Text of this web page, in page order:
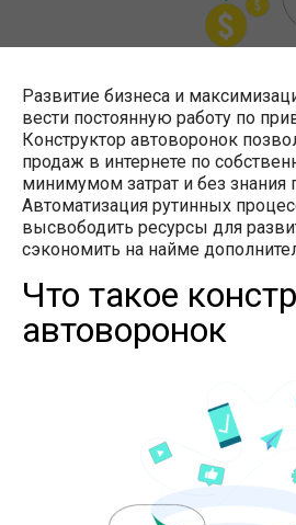
Развитие бизнеса и
вести постоянную работу по
Конструктор автоворонок
продаж в интернете по
минимумом затрат и без знания
Автоматизация рутинных
высвободить ресурсы для
сэкономить на найме
Что такое
автоворонок